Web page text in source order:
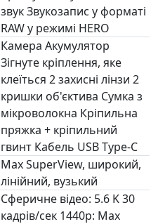
звук Звукозапис у форматі
RAW у режимі HERO
Камера Акумулятор
Зігнуте кріплення, яке
клеїться 2 захисні лінзи 2
кришки об'єктива Сумка з
мікроволокна Кріпильна
пряжка + кріпильний
гвинт Кабель USB Type-C
Max SuperView, широкий,
лінійний, вузький
Сферичне відео: 5.6 K 30
кадрів/сек 1440p: Max